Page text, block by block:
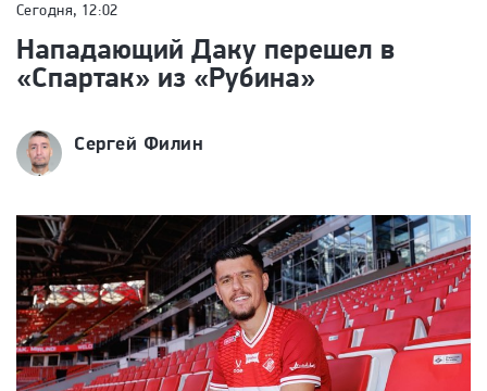
Сегодня, 12:02
Нападающий Даку перешел в
«Спартак» из «Рубина»
Сергей Филин